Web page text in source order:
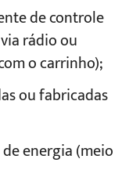
de controle
rádio ou
o carrinho);
ou fabricadas
energia (meio